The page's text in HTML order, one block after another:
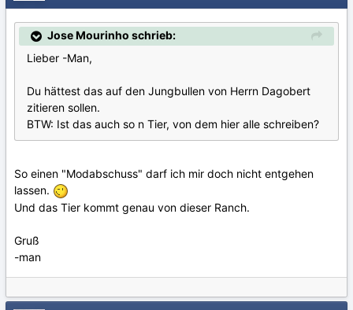
Jose Mourinho schrieb:
Lieber -Man,
Du hättest das auf den Jungbullen von Herrn Dagobert
zitieren sollen.
BTW: Ist das auch so n Tier, von dem hier alle schreiben?
So einen "Modabschuss" darf ich mir doch nicht entgehen
lassen.
Und das Tier kommt genau von dieser Ranch.
Gruß
-man